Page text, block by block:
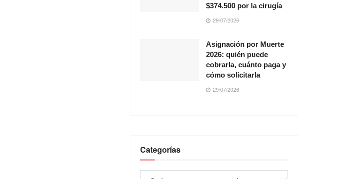
$374.500 por la cirugía
29/07/2026
Asignación por Muerte
2026: quién puede
cobrarla, cuánto paga y
cómo solicitarla
29/07/2026
Categorías